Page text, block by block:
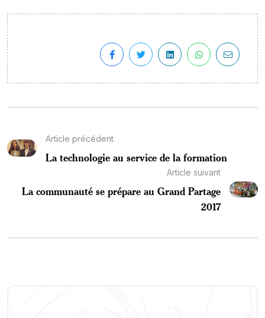
Article précédent
La technologie au service de la formation
Article suivant
La communauté se prépare au Grand Partage
2017